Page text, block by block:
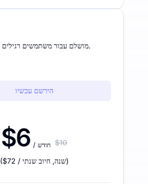
מושלם עבור משתמשים רגילים ומשימות יומיות.
הירשם עכשיו
$6 / חודש $10
($72 / שנה, חיוב שנתי )